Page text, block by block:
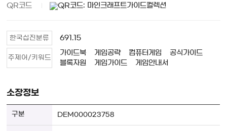
QR코드
한국십진분류 691.15
주제어/키워드
가이드북 게임공략 컴퓨터게임
공식가이드
블록자원
게임가이드 게임안내서
소장정보
DEM000023758